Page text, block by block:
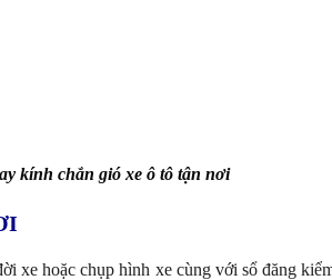
kính chắn gió xe ô tô tận nơi
xe hoặc chụp hình xe cùng với sổ đăng